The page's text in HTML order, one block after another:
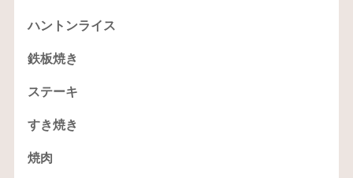
ハントンライス
鉄板焼き
ステーキ
すき焼き
焼肉